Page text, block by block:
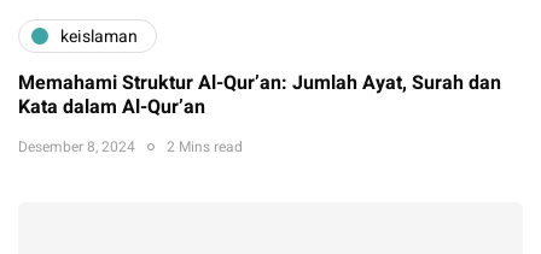
keislaman
Memahami Struktur Al-Qur’an: Jumlah Ayat, Surah dan
Kata dalam Al-Qur’an
Desember 8, 2024 2 Mins read